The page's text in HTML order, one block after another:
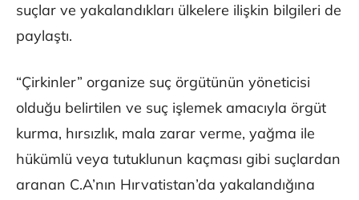
suçlar ve yakalandıkları ülkelere ilişkin bilgileri de
paylaştı.
“Çirkinler” organize suç örgütünün yöneticisi
olduğu belirtilen ve suç işlemek amacıyla örgüt
kurma, hırsızlık, mala zarar verme, yağma ile
hükümlü veya tutuklunun kaçması gibi suçlardan
aranan C.A’nın Hırvatistan’da yakalandığına